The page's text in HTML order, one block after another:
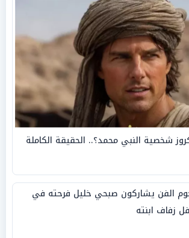
شخصية النبي محمد؟.. الحقيقة الكاملة
الفن يشاركون صبحي خليل فرحته في
زفاف ابنته